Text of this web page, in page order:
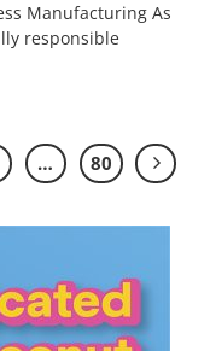
Manufacturing As
responsible
… 80